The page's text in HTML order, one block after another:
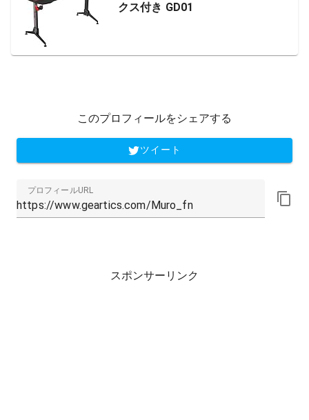
クス付き GD01
このプロフィールをシェアする
ツイート
プロフィールURL
スポンサーリンク